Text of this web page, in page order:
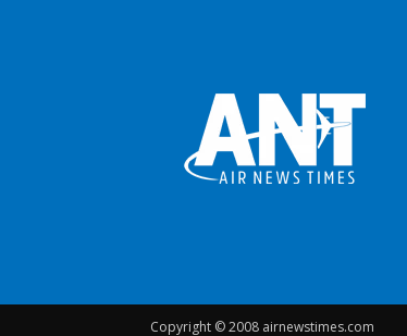
Copyright © 2008 airnewstimes.com